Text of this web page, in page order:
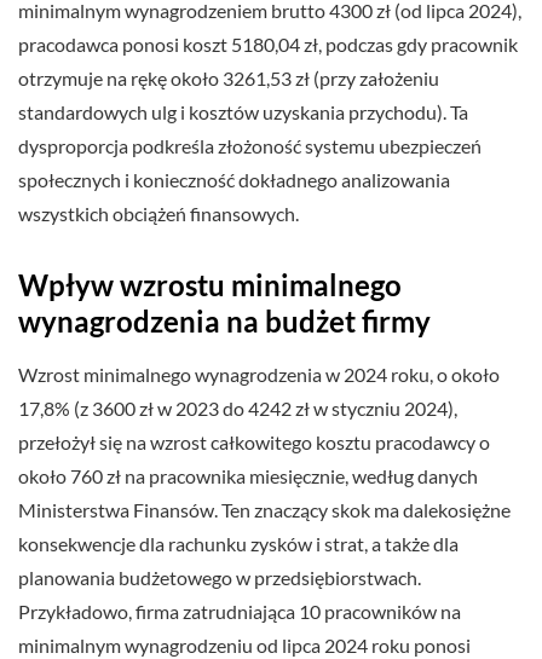
minimalnym wynagrodzeniem brutto 4300 zł (od lipca 2024),
pracodawca ponosi koszt 5180,04 zł, podczas gdy pracownik
otrzymuje na rękę około 3261,53 zł (przy założeniu
standardowych ulg i kosztów uzyskania przychodu). Ta
dysproporcja podkreśla złożoność systemu ubezpieczeń
społecznych i konieczność dokładnego analizowania
wszystkich obciążeń finansowych.
Wpływ wzrostu minimalnego
wynagrodzenia na budżet firmy
Wzrost minimalnego wynagrodzenia w 2024 roku, o około
17,8% (z 3600 zł w 2023 do 4242 zł w styczniu 2024),
przełożył się na wzrost całkowitego kosztu pracodawcy o
około 760 zł na pracownika miesięcznie, według danych
Ministerstwa Finansów. Ten znaczący skok ma dalekosiężne
konsekwencje dla rachunku zysków i strat, a także dla
planowania budżetowego w przedsiębiorstwach.
Przykładowo, firma zatrudniająca 10 pracowników na
minimalnym wynagrodzeniu od lipca 2024 roku ponosi